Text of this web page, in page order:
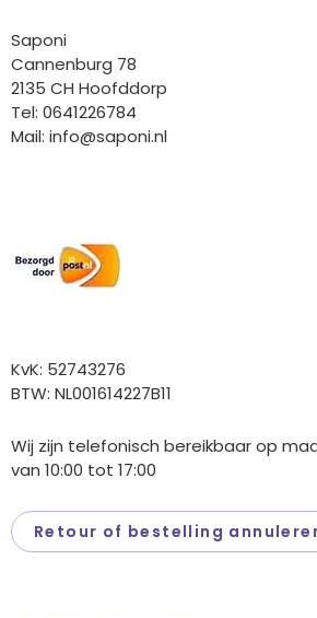
Saponi
Cannenburg 78
2135 CH Hoofddorp
Tel: 0641226784
Mail: info@saponi.nl
KvK: 52743276
BTW: NL001614227B11
Wij zijn telefonisch bereikbaar op
van 10:00 tot 17:00
Retour of bestelling